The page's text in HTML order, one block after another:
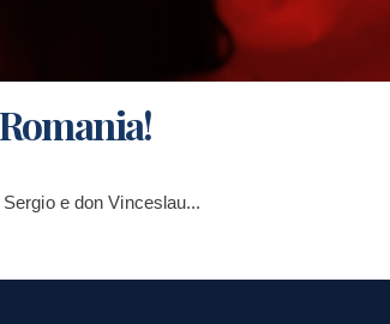
e don Vinceslau...